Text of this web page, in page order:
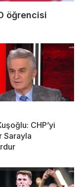
öğrencisi
CHP’yi
Sarayla